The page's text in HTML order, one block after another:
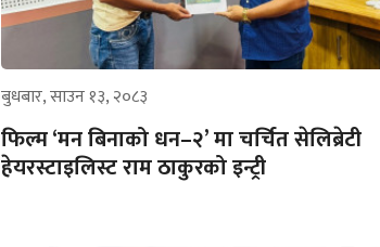
बुधबार, साउन १३, २०८३
फिल्म ‘मन बिनाको धन–२’ मा चर्चित सेलिब्रेटी
हेयरस्टाइलिस्ट राम ठाकुरको इन्ट्री